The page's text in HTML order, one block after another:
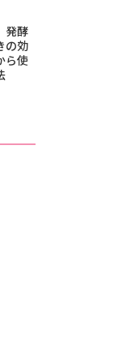
発酵
の効
ら使